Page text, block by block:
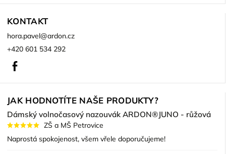
KONTAKT
hora.pavel@ardon.cz
+420 601 534 292
JAK HODNOTÍTE NAŠE PRODUKTY?
Dámský volnočasový nazouvák ARDON®JUNO - růžová
ZŠ a MŠ Petrovice
Naprostá spokojenost, všem vřele doporučujeme!